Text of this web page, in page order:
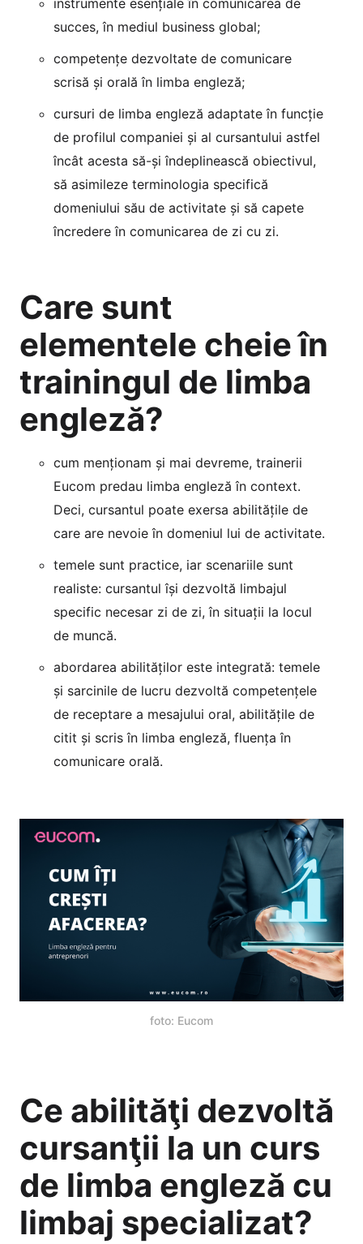
succes, în mediul business global;
competențe dezvoltate de comunicare
scrisă și orală în limba engleză;
cursuri de limba engleză adaptate în funcție
de profilul companiei și al cursantului astfel
încât acesta să-și îndeplinească obiectivul,
să asimileze terminologia specifică
domeniului său de activitate și să capete
încredere în comunicarea de zi cu zi.
Care sunt
elementele cheie în
trainingul de limba
engleză?
cum menționam și mai devreme, trainerii
Eucom predau limba engleză în context.
Deci, cursantul poate exersa abilitățile de
care are nevoie în domeniul lui de activitate.
temele sunt practice, iar scenariile sunt
realiste: cursantul își dezvoltă limbajul
specific necesar zi de zi, în situații la locul
de muncă.
abordarea abilităților este integrată: temele
și sarcinile de lucru dezvoltă competențele
de receptare a mesajului oral, abilitățile de
citit și scris în limba engleză, fluența în
comunicare orală.
foto: Eucom
Ce abilităţi dezvoltă
cursanţii la un curs
de limba engleză cu
limbaj specializat?